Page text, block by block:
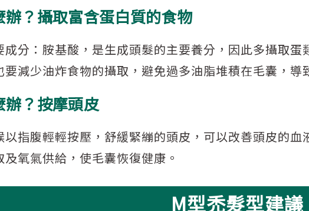
辦？攝取富含蛋白質的食物
成分：胺基酸，是生成頭髮的主要養分，因此多攝取
要減少油炸食物的攝取，避免過多油脂堆積在毛囊，導
辦？按摩頭皮
以指腹輕輕按壓，舒緩緊繃的頭皮，可以改善頭皮的
氧氣供給，使毛囊恢復健康。
M型禿髮型建議